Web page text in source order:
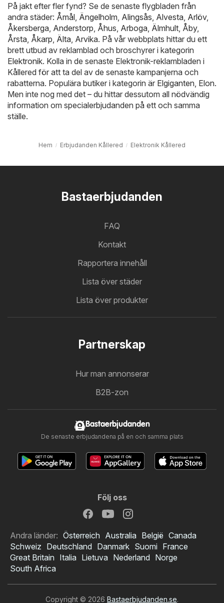
På jakt efter fler fynd? Se de senaste flygbladen från
andra städer: Åmål Ängelholm Alingsås Alvesta Arlöv,
Åkersberga Anderstorp Åhus Arboga Älmhult Åby,
Årsta Åkarp Älta Arvika. På vår webbplats hittar du ett
brett utbud av reklamblad och broschyrer i kategorin
Elektronik. Kolla in de senaste Elektronik-reklambladen i
Kållered för att ta del av de senaste kampanjerna och
rabatterna. Populära butiker i kategorin är Elgiganten Elon.
Men inte nog med det – du hittar dessutom all nödvändig
information om specialerbjudanden på ett och samma
ställe.
Hem Erbjudanden Kållered Elektronik Kållered
Bastaerbjudanden
FAQ
Kontakt
Rapportera innehåll
Lista över städer
Lista över produkter
Partnerskap
Hur man annonserar
B2B-zon
Bastaerbjudanden
De senaste erbjudandena på en och samma plats
Följ oss
Andra länder: Österreich Australia België Canada
Schweiz Deutschland Danmark Suomi France
Great Britain Italia Lietuva Nederland Norge
South Africa
Copyright © 2026 Bastaerbjudanden.se.